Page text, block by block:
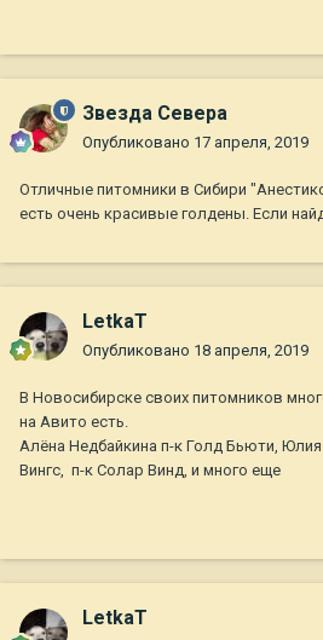
Звезда Севера
Опубликовано 17 апреля, 2019
Отличные питомники в Сибири
есть очень красивые голдены. Если
LetkaT
Опубликовано 18 апреля, 2019
В Новосибирске своих питомников
на Авито есть.
Алёна Недбайкина п-к Голд Бьюти,
Вингс, п-к Солар Винд, и много еще
LetkaT